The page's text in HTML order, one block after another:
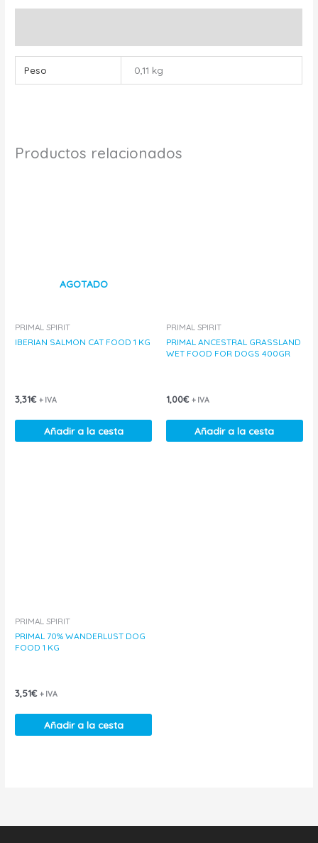
Peso 0,11 kg
Productos relacionados
AGOTADO
PRIMAL SPIRIT
IBERIAN SALMON CAT FOOD 1 KG
3,31€ + IVA
Añadir a la cesta
PRIMAL SPIRIT
PRIMAL ANCESTRAL GRASSLAND
WET FOOD FOR DOGS 400GR
1,00€ + IVA
Añadir a la cesta
PRIMAL SPIRIT
PRIMAL 70% WANDERLUST DOG
FOOD 1 KG
3,51€ + IVA
Añadir a la cesta